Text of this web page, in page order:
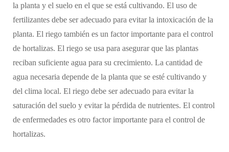
la planta y el suelo en el que se está cultivando. El uso de
fertilizantes debe ser adecuado para evitar la intoxicación de la
planta. El riego también es un factor importante para el control
de hortalizas. El riego se usa para asegurar que las plantas
reciban suficiente agua para su crecimiento. La cantidad de
agua necesaria depende de la planta que se esté cultivando y
del clima local. El riego debe ser adecuado para evitar la
saturación del suelo y evitar la pérdida de nutrientes. El control
de enfermedades es otro factor importante para el control de
hortalizas.